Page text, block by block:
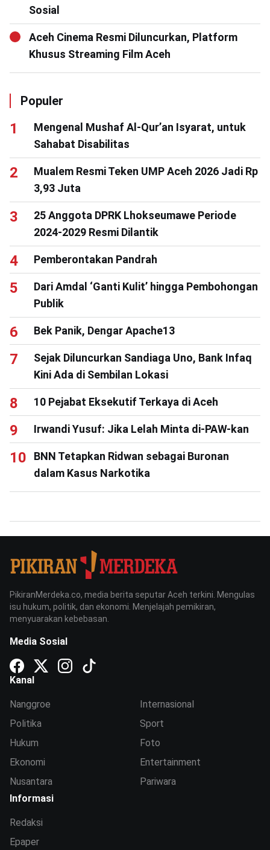
Sosial
Aceh Cinema Resmi Diluncurkan, Platform
Khusus Streaming Film Aceh
Populer
Mengenal Mushaf Al-Qur’an Isyarat, untuk
Sahabat Disabilitas
Mualem Resmi Teken UMP Aceh 2026 Jadi Rp
3,93 Juta
25 Anggota DPRK Lhokseumawe Periode
2024-2029 Resmi Dilantik
Pemberontakan Pandrah
Dari Amdal ‘Ganti Kulit’ hingga Pembohongan
Publik
Bek Panik, Dengar Apache13
Sejak Diluncurkan Sandiaga Uno, Bank Infaq
Kini Ada di Sembilan Lokasi
10 Pejabat Eksekutif Terkaya di Aceh
Irwandi Yusuf: Jika Lelah Minta di-PAW-kan
BNN Tetapkan Ridwan sebagai Buronan
dalam Kasus Narkotika
PikiranMerdeka.co, media berita seputar Aceh terkini. Mengulas
isu hukum, politik, dan ekonomi. Menjelajah pemikiran,
menyuarakan kebebasan.
Media Sosial
Kanal
Nanggroe
Politika
Hukum
Ekonomi
Nusantara
Internasional
Sport
Foto
Entertainment
Pariwara
Informasi
Redaksi
Epaper